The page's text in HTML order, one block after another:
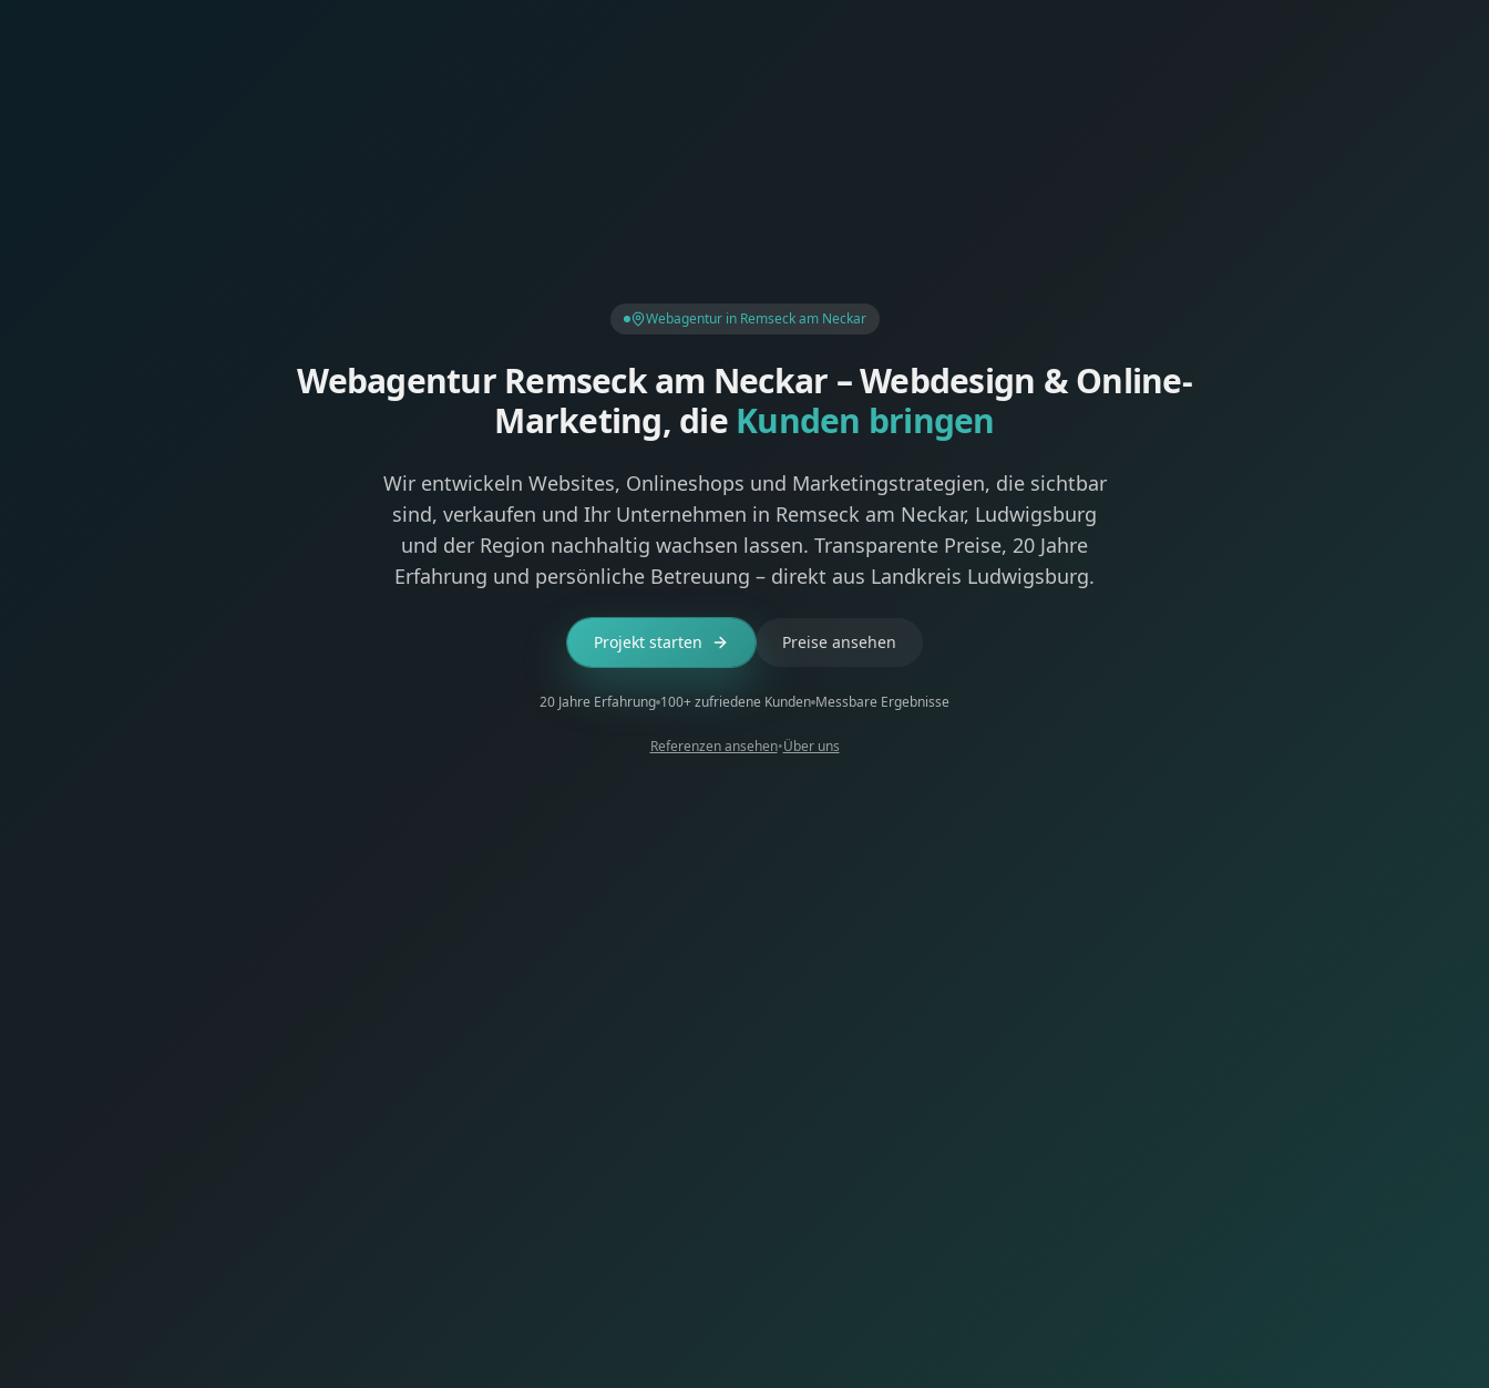
Webagentur in Remseck am Neckar
Webagentur Remseck am Neckar – Webdesign & Online-
Marketing, die Kunden bringen
Wir entwickeln Websites, Onlineshops und Marketingstrategien, die sichtbar
sind, verkaufen und Ihr Unternehmen in Remseck am Neckar, Ludwigsburg
und der Region nachhaltig wachsen lassen. Transparente Preise, 20 Jahre
Erfahrung und persönliche Betreuung – direkt aus Landkreis Ludwigsburg.
Projekt starten Preise ansehen
20 Jahre Erfahrung 100+ zufriedene Kunden Messbare Ergebnisse
Referenzen ansehen•Über uns